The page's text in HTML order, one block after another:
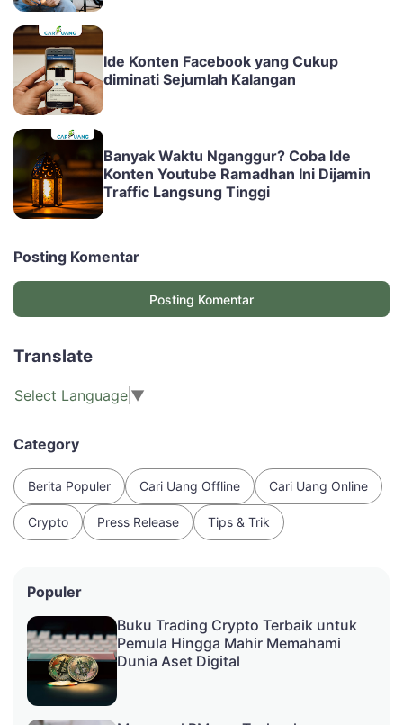
Ide Konten Facebook yang Cukup
diminati Sejumlah Kalangan
Banyak Waktu Nganggur? Coba Ide
Konten Youtube Ramadhan Ini Dijamin
Traffic Langsung Tinggi
Posting Komentar
Posting Komentar
Translate
Select Language ▼
Category
Berita Populer Cari Uang Offline Cari Uang Online
Crypto Press Release Tips & Trik
Populer
Buku Trading Crypto Terbaik untuk
Pemula Hingga Mahir Memahami
Dunia Aset Digital